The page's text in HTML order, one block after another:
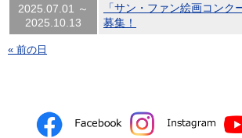
2025.07.01 ～
2025.10.13
「サン・ファン絵画コンク
募集！
« 前の日